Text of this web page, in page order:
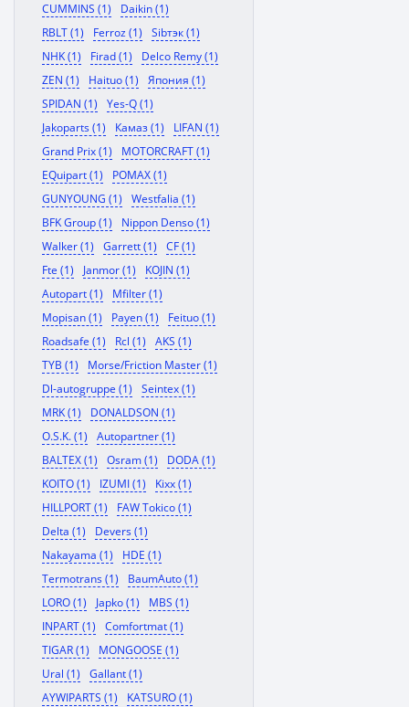
CUMMINS (1)
Daikin (1)
RBLT (1)
Ferroz (1)
Sibтэк (1)
NHK (1)
Firad (1)
Delco Remy (1)
ZEN (1)
Haituo (1)
Япония (1)
SPIDAN (1)
Yes-Q (1)
Jakoparts (1)
Камаз (1)
LIFAN (1)
Grand Prix (1)
MOTORCRAFT (1)
EQuipart (1)
POMAX (1)
GUNYOUNG (1)
Westfalia (1)
BFK Group (1)
Nippon Denso (1)
Walker (1)
Garrett (1)
CF (1)
Fte (1)
Janmor (1)
KOJIN (1)
Autopart (1)
Mfilter (1)
Mopisan (1)
Payen (1)
Feituo (1)
Roadsafe (1)
Rcl (1)
AKS (1)
TYB (1)
Morse/Friction Master (1)
Dl-autogruppe (1)
Seintex (1)
MRK (1)
DONALDSON (1)
O.S.K. (1)
Autopartner (1)
BALTEX (1)
Osram (1)
DODA (1)
KOITO (1)
IZUMI (1)
Kixx (1)
HILLPORT (1)
FAW Tokico (1)
Delta (1)
Devers (1)
Nakayama (1)
HDE (1)
Termotrans (1)
BaumAuto (1)
LORO (1)
Japko (1)
MBS (1)
INPART (1)
Comfortmat (1)
TIGAR (1)
MONGOOSE (1)
Ural (1)
Gallant (1)
AYWIPARTS (1)
KATSURO (1)